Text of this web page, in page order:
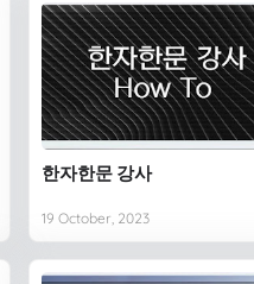
한자한문 강사
19 October, 2023